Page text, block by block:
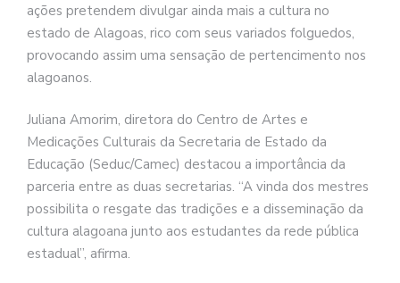
ações pretendem divulgar ainda mais a cultura no
estado de Alagoas, rico com seus variados folguedos,
provocando assim uma sensação de pertencimento nos
alagoanos.
Juliana Amorim, diretora do Centro de Artes e
Medicações Culturais da Secretaria de Estado da
Educação (Seduc/Camec) destacou a importância da
parceria entre as duas secretarias. “A vinda dos mestres
possibilita o resgate das tradições e a disseminação da
cultura alagoana junto aos estudantes da rede pública
estadual”, afirma.